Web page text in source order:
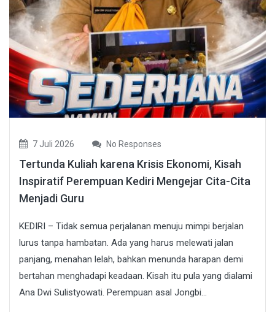
7 Juli 2026 No Responses
Tertunda Kuliah karena Krisis Ekonomi, Kisah
Inspiratif Perempuan Kediri Mengejar Cita-Cita
Menjadi Guru
KEDIRI – Tidak semua perjalanan menuju mimpi berjalan
lurus tanpa hambatan. Ada yang harus melewati jalan
panjang, menahan lelah, bahkan menunda harapan demi
bertahan menghadapi keadaan. Kisah itu pula yang dialami
Ana Dwi Sulistyowati. Perempuan asal Jongbi...